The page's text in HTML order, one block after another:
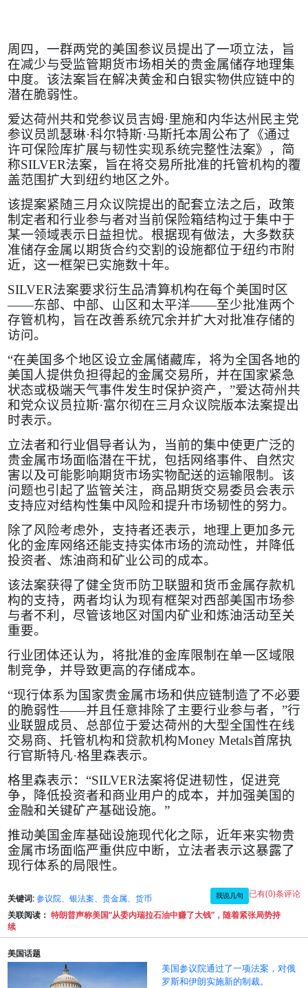
周四，一群两党的美国参议员提出了一项立法，旨
在减少与受监管期货市场相关的贵金属储存地理集
中度。该法案旨在解决黄金和白银实物供应链中的
潜在脆弱性。
爱达荷州共和党参议员吉姆·里施和内华达州民主党
参议员凯瑟琳·科尔特斯·马斯托本周公布了《通过
许可保险库扩展与韧性实现系统完整性法案》，简
称SILVER法案，旨在将交易所批准的托管机构的覆
盖范围扩大到纽约地区之外。
该提案紧随三月众议院提出的配套立法之后，政策
制定者和行业参与者对当前保险箱结构过于集中于
某一领域表示日益担忧。根据现有做法，大多数获
准储存金属以期货合约交割的设施都位于纽约市附
近，这一框架已实施数十年。
SILVER法案要求衍生品清算机构在每个美国时区
——东部、中部、山区和太平洋——至少批准两个
存管机构，旨在改善系统冗余并扩大对批准存储的
访问。
“在美国多个地区设立金属储藏库，将为全国各地的
美国人提供负担得起的金属交易所，并在国家紧急
状态或极端天气事件发生时保护资产，”爱达荷州共
和党众议员拉斯·富尔彻在三月众议院版本法案提出
时表示。
立法者和行业倡导者认为，当前的集中使更广泛的
贵金属市场面临潜在干扰，包括网络事件、自然灾
害以及可能影响期货市场实物配送的运输限制。该
问题也引起了监管关注，商品期货交易委员会表示
支持应对结构性集中风险和提升市场韧性的努力。
除了风险考虑外，支持者还表示，地理上更加多元
化的金库网络还能支持实体市场的流动性，并降低
投资者、炼油商和矿业公司的成本。
该法案获得了健全货币防卫联盟和货币金属存款机
构的支持，两者均认为现有框架对西部美国市场参
与者不利，尽管该地区对国内矿业和炼油活动至关
重要。
行业团体还认为，将批准的金库限制在单一区域限
制竞争，并导致更高的存储成本。
“现行体系为国家贵金属市场和供应链制造了不必要
的脆弱性——并且任意排除了主要行业参与者，”行
业联盟成员、总部位于爱达荷州的大型全国性在线
交易商、托管机构和贷款机构Money Metals首席执
行官斯特凡·格里森表示。
格里森表示：“SILVER法案将促进韧性，促进竞
争，降低投资者和商业用户的成本，并加强美国的
金融和关键矿产基础设施。”
推动美国金库基础设施现代化之际，近年来实物贵
金属市场面临严重供应中断，立法者表示这暴露了
现行体系的局限性。
关键词: 参议院、银法案、贵金属、货币 我说几句 已有(0)条评论
关联阅读： 特朗普声称美国“从委内瑞拉石油中赚了大钱”，随着紧张局势持
续
美国话题
美国参议院通过了一项法案，对俄
罗斯和伊朗实施新的制裁。